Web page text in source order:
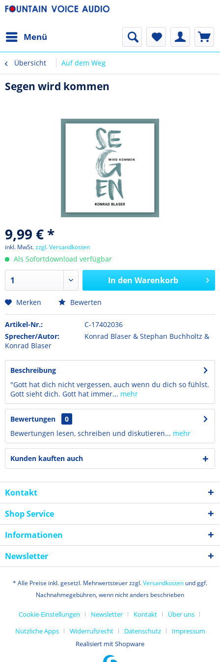
Menü
Übersicht Auf dem Weg
Segen wird kommen
9,99 € *
inkl. MwSt.zzgl. Versandkosten
Als Sofortdownload verfügbar
In den Warenkorb
Merken Bewerten
Artikel-Nr.:
C-17402036
Sprecher/Autor:
Konrad Blaser & Stephan Buchholtz &
Konrad Blaser
Beschreibung
"Gott hat dich nicht vergessen, auch wenn du dich so fühlst.
Gott sieht dich. Gott hat immer... mehr
Bewertungen
0
Bewertungen lesen, schreiben und diskutieren... mehr
Kunden kauften auch
Kontakt
Shop Service
Informationen
Newsletter
* Alle Preise inkl. gesetzl. Mehrwertsteuer zzgl.Versandkosten und ggf.
Nachnahmegebühren, wenn nicht anders beschrieben
Cookie-Einstellungen Newsletter Kontakt
Über uns
Nützliche Apps
Widerrufsrecht Datenschutz
Impressum
Realisiert mit Shopware